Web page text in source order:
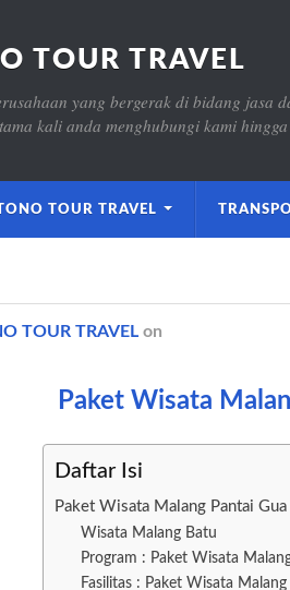
TOUR TRAVEL
yang bergerak di bidang jasa
kali anda menghubungi kami
TOUR TRAVEL
TOUR TRAVEL on
Paket Wisata
Daftar Isi
Paket Wisata Malang Pantai
Wisata Malang Batu
Program : Paket Wisata
Fasilitas : Paket Wisata